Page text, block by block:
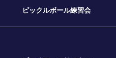
ピックルボール練習会